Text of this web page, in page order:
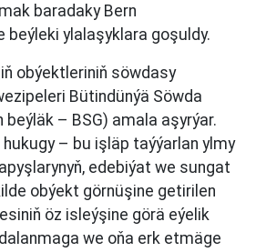
baradaky Bern
beýleki ylalaşyklara goşuldy.
obýektleriniň söwdasy
Bütindünýä Söwda
– BSG) amala aşyrýar.
– bu işläp taýýarlan ylmy
edebiýat we sungat
obýekt görnüşine getirilen
öz isleýşine görä eýelik
we oňa erk etmäge